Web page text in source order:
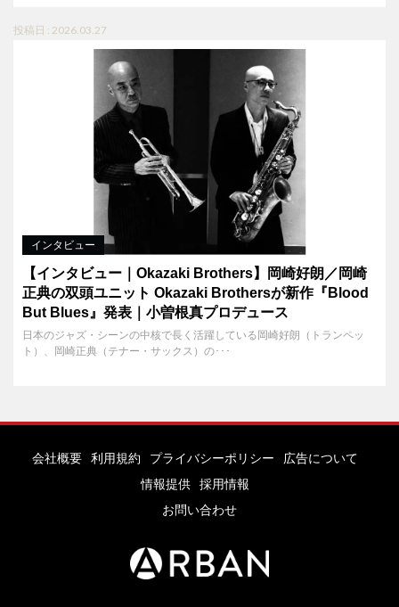
投稿日 : 2026.03.27
インタビュー
【インタビュー｜Okazaki Brothers】岡崎好朗／岡崎
正典の双頭ユニット Okazaki Brothersが新作『Blood
But Blues』発表｜小曽根真プロデュース
日本のジャズ・シーンの中核で長く活躍している岡崎好朗（トランペッ
ト）、岡崎正典（テナー・サックス）の･･･
会社概要 利用規約 プライバシーポリシー
広告について
情報提供
採用情報
お問い合わせ